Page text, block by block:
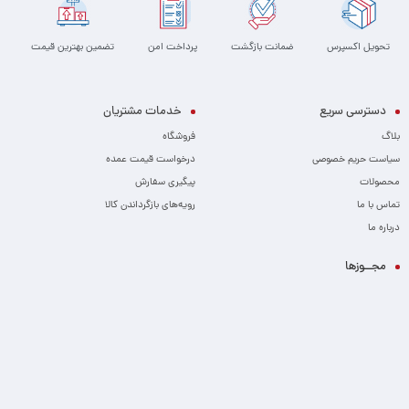
تحویل اکسپرس ضمانت بازگشت پرداخت امن تضمین بهترین قیمت
دسترسی سریع
بلاگ
سیاست حریم خصوصی
محصولات
تماس با ما
درباره ما
خدمات مشتریان
فروشگاه
درخواست قیمت عمده
پیگیری سفارش
رویه‌های بازگرداندن کالا
مجــوزها